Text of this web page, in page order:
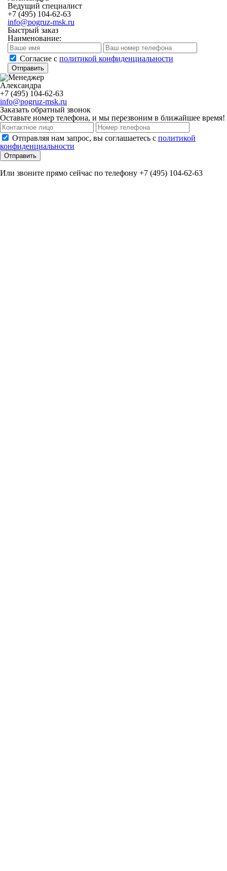
Ведущий специалист
+7 (495) 104-62-63
info@pogruz-msk.ru
Быстрый заказ
Наименование:
Cогласие с политикой конфиденциальности
Отправить
Александра
+7 (495) 104-62-63
info@pogruz-msk.ru
Заказать обратный звонок
Оставьте номер телефона, и мы перезвоним в ближайшее время!
Отправляя нам запрос, вы соглашаетесь с политикой
конфиденциальности
Отправить
Или звоните прямо сейчас по телефону +7 (495) 104-62-63